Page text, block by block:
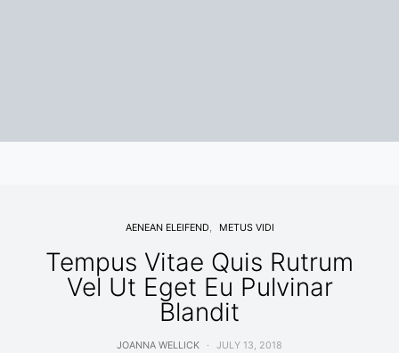
AENEAN ELEIFEND METUS VIDI
Tempus Vitae Quis Rutrum
Vel Ut Eget Eu Pulvinar
Blandit
JOANNA WELLICK JULY 13, 2018